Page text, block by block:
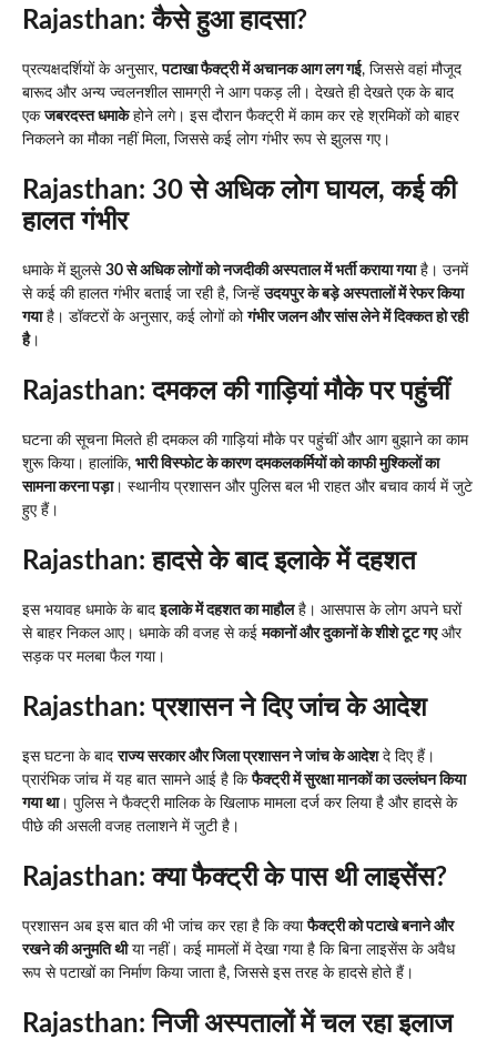
Rajasthan: कैसे हुआ हादसा?
प्रत्यक्षदर्शियों के अनुसार,पटाखा फैक्ट्री में अचानक आग लग गई, जिससे वहां मौजूद
बारूद और अन्य ज्वलनशील सामग्री ने आग पकड़ ली। देखते ही देखते एक के बाद
एकजबरदस्त धमाकेहोने लगे। इस दौरान फैक्ट्री में काम कर रहे श्रमिकों को बाहर
निकलने का मौका नहीं मिला, जिससे कई लोग गंभीर रूप से झुलस गए।
Rajasthan: 30 से अधिक लोग घायल, कई की
हालत गंभीर
धमाके में झुलसे 30 से अधिक लोगों को नजदीकी अस्पताल में भर्ती कराया गयाहै। उनमें
से कई की हालत गंभीर बताई जा रही है, जिन्हेंउदयपुर के बड़े अस्पतालों में रेफर किया
गयाहै। डॉक्टरों के अनुसार, कई लोगों कोगंभीर जलन और सांस लेने में दिक्कत हो रही
है।
Rajasthan: दमकल की गाड़ियां मौके पर पहुंचीं
घटना की सूचना मिलते ही दमकल की गाड़ियां मौके पर पहुंचीं और आग बुझाने का काम
शुरू किया। हालांकि, भारी विस्फोट के कारण दमकलकर्मियों को काफी मुश्किलों का
सामना करना पड़ा। स्थानीय प्रशासन और पुलिस बल भी राहत और बचाव कार्य में जुटे
हुए हैं।
Rajasthan: हादसे के बाद इलाके में दहशत
इस भयावह धमाके के बादइलाके में दहशत का माहौलहै। आसपास के लोग अपने घरों
से बाहर निकल आए। धमाके की वजह से कईमकानों और दुकानों के शीशे टूट गएऔर
सड़क पर मलबा फैल गया।
Rajasthan: प्रशासन ने दिए जांच के आदेश
इस घटना के बादराज्य सरकार और जिला प्रशासन ने जांच के आदेशदे दिए हैं।
प्रारंभिक जांच में यह बात सामने आई है किफैक्ट्री में सुरक्षा मानकों का उल्लंघन किया
गया था। पुलिस ने फैक्ट्री मालिक के खिलाफ मामला दर्ज कर लिया है और हादसे के
पीछे की असली वजह तलाशने में जुटी है।
Rajasthan: क्या फैक्ट्री के पास थी लाइसेंस?
प्रशासन अब इस बात की भी जांच कर रहा है कि क्याफैक्ट्री को पटाखे बनाने और
रखने की अनुमति थीया नहीं। कई मामलों में देखा गया है कि बिना लाइसेंस के अवैध
रूप से पटाखों का निर्माण किया जाता है, जिससे इस तरह के हादसे होते हैं।
Rajasthan: निजी अस्पतालों में चल रहा इलाज